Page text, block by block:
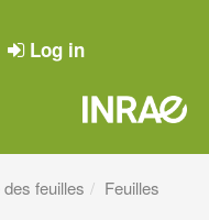
Log in
feuilles
Feuilles